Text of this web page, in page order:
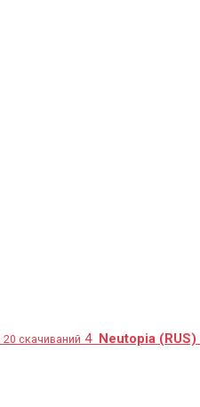
20 скачиваний 4 Neutopia (RUS)